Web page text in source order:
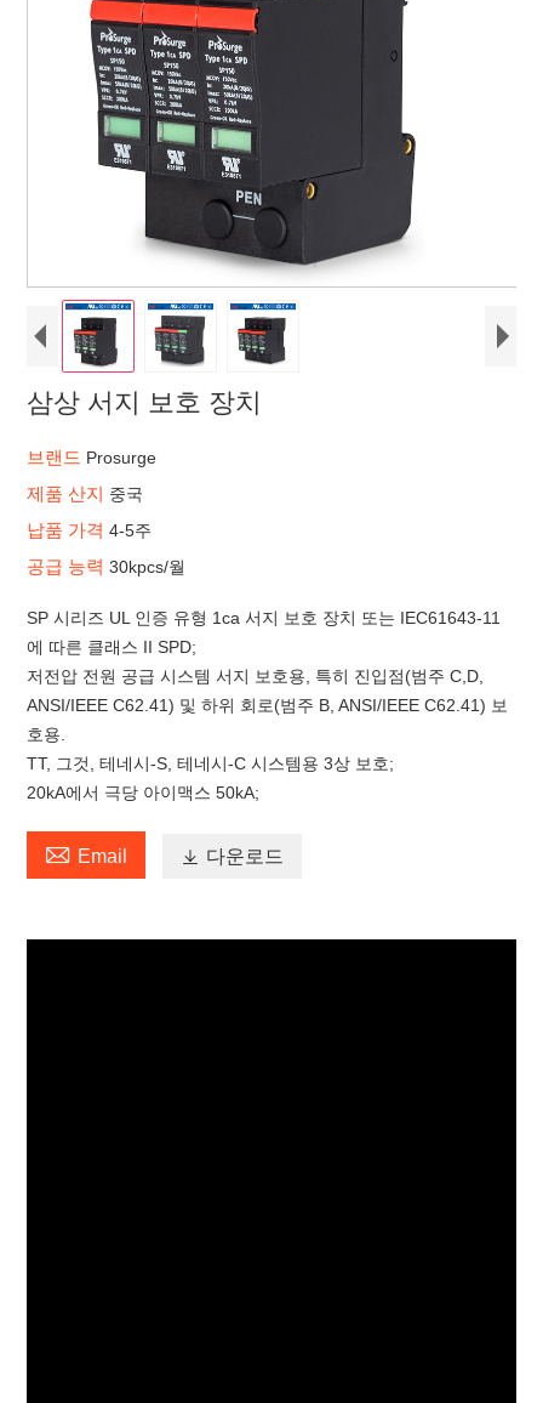
삼상 서지 보호 장치
브랜드 Prosurge
제품 산지 중국
납품 가격4-5주
공급 능력30kpcs/월
SP 시리즈 UL 인증 유형 1ca 서지 보호 장치 또는 IEC61643-11
에 따른 클래스 II SPD;
저전압 전원 공급 시스템 서지 보호용, 특히 진입점(범주 C,D,
ANSI/IEEE C62.41) 및 하위 회로(범주 B, ANSI/IEEE C62.41) 보
호용.
TT, 그것, 테네시-S, 테네시-C 시스템용 3상 보호;
20kA에서 극당 아이맥스 50kA;
 Email  다운로드